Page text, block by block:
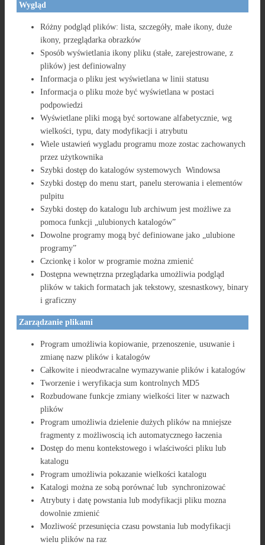
Wygląd
Różny podgląd plików: lista, szczegóły, małe ikony, duże
ikony, przeglądarka obrazków
Sposób wyświetlania ikony pliku (stałe, zarejestrowane, z
plików) jest definiowalny
Informacja o pliku jest wyświetlana w linii statusu
Informacja o pliku może być wyświetlana w postaci
podpowiedzi
Wyświetlane pliki mogą być sortowane alfabetycznie, wg
wielkości, typu, daty modyfikacji i atrybutu
Wiele ustawień wygladu programu moze zostac zachowanych
przez użytkownika
Szybki dostęp do katalogów systemowych Windowsa
Szybki dostęp do menu start, panelu sterowania i elementów
pulpitu
Szybki dostęp do katalogu lub archiwum jest możliwe za
pomoca funkcji „ulubionych katalogów”
Dowolne programy mogą być definiowane jako „ulubione
programy”
Czcionkę i kolor w programie można zmienić
Dostępna wewnętrzna przeglądarka umożliwia podgląd
plików w takich formatach jak tekstowy, szesnastkowy, binary
i graficzny
Zarządzanie plikami
Program umożliwia kopiowanie, przenoszenie, usuwanie i
zmianę nazw plików i katalogów
Całkowite i nieodwracalne wymazywanie plików i katalogów
Tworzenie i weryfikacja sum kontrolnych MD5
Rozbudowane funkcje zmiany wielkości liter w nazwach
plików
Program umożliwia dzielenie dużych plików na mniejsze
fragmenty z możliwoscią ich automatycznego łaczenia
Dostęp do menu kontekstowego i wlaściwości pliku lub
katalogu
Program umożliwia pokazanie wielkości katalogu
Katalogi można ze sobą porównać lub synchronizować
Atrybuty i datę powstania lub modyfikacji pliku mozna
dowolnie zmienić
Mozliwość przesunięcia czasu powstania lub modyfikacji
wielu plików na raz